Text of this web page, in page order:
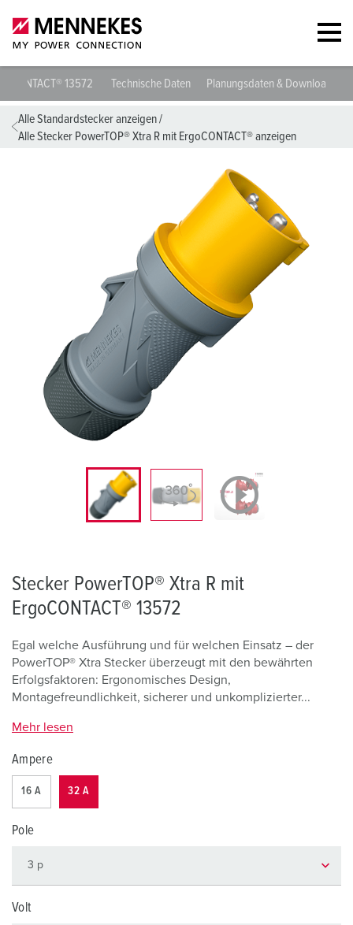
Stecker PowerTOP® Xtra R mit ErgoCONTACT® 13572 Technische
Alle Standardstecker anzeigen/
Alle Stecker PowerTOP® Xtra R mit ErgoCONTACT® anzeigen
Stecker PowerTOP® Xtra R mit
ErgoCONTACT® 13572
Egal welche Ausführung und für welchen Einsatz – der
PowerTOP® Xtra Stecker überzeugt mit den bewährten
Erfolgsfaktoren: Ergonomisches Design,
Montagefreundlichkeit, sicherer und unkomplizierter...
Mehr lesen
Ampere
16 A 32 A
Pole
Volt